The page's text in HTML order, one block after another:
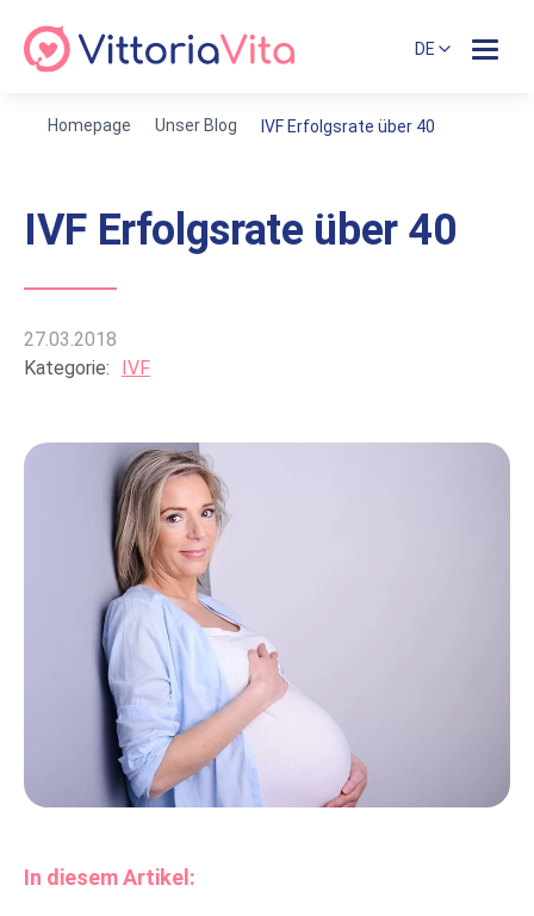
DE
Homepage Unser Blog IVF Erfolgsrate über 40
IVF Erfolgsrate über 40
27.03.2018
Kategorie:
IVF
In diesem Artikel: